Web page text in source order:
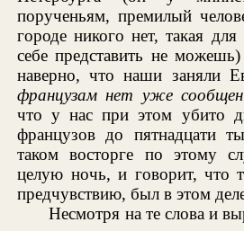
порученьям, премилый
городе никого нет, такая для
себе представить не
наверно, что наши заняли
французам нет уже
что у нас при этом убито
французов до пятнадцати
таком восторге по этому
целую ночь, и говорит, что
предчувствию, был в этом
Несмотря на те слова и